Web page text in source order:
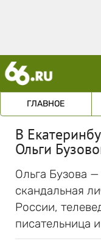
ГЛАВНОЕ
В
Ольги
Ольга Бузова
скандальная
России,
писательница